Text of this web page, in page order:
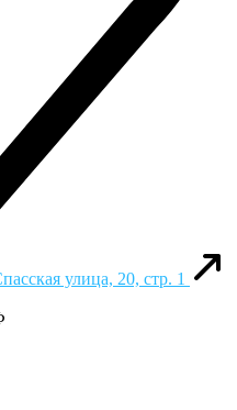
улица, 20, стр. 1